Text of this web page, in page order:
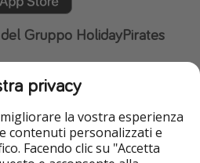
Gruppo HolidayPirates
VakantiePiraten
Urlaubspiraten
ViajerosPiratas
privacy
la vostra esperienza
contenuti personalizzati e
Facendo clic su "Accetta